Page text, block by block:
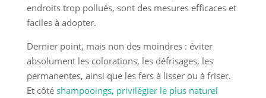
endroits trop pollués, sont des mesures efficaces et
faciles à adopter.
Dernier point, mais non des moindres : éviter
absolument les colorations, les défrisages, les
permanentes, ainsi que les fers à lisser ou à friser.
Et côté shampooings, privilégier le plus naturel